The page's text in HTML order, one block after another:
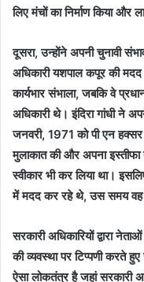
लिए मंचों का निर्माण किया और
दूसरा, उन्होंने अपनी चुनावी
अधिकारी यशपाल कपूर की
कार्यभार संभाला, जबकि वे
अधिकारी थे। इंदिरा गांधी ने
जनवरी, 1971 को पी एन
मुलाकात की और अपना
स्वीकार भी कर लिया था।
में मदद कर रहे थे, उस समय वह
सरकारी अधिकारियों द्वारा
की व्यवस्था पर टिप्पणी करते
ऐसा लोकतंत्र है जहां सरकारी